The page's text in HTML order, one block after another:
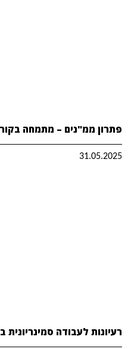
פתרון ממ"נים – מתמחה
31.05.2025
רעיונות לעבודה סמינריונית